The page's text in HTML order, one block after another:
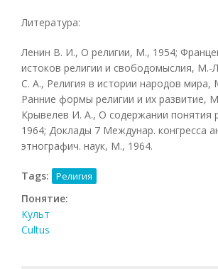
Литература:
Ленин В. И., О религии, М., 1954;
истоков религии и свободомыслия, М.-
С. A., Религия в истории народов мира,
Ранние формы религии и их развитие,
Крывелев И. A., О содержании понятия
1964; Доклады 7 Междунар. конгресса
этнографич. наук, М., 1964.
Tags: Религия
Понятие:
Культ
Cultus